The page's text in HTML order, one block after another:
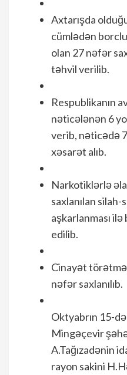
Axtarışda
cümlədən
olan 27 nəfər
təhvil verilib.
Respublikanın
nəticələnən 6
verib, nəticədə
xəsarət alıb.
Narkotiklərlə
saxlanılan
aşkarlanması
edilib.
Cinayət
nəfər saxlanılıb.
Oktyabrın 15-
Mingəçevir
A.Tağızadənin
rayon sakini